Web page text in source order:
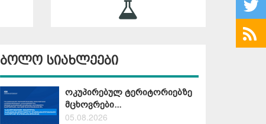
ბოლო სიახლეები
ოკუპირებულ ტერიტორიებზე
მცხოვრები...
05.08.2026